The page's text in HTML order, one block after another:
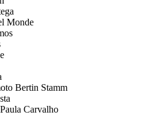
Monde
Bertin Stamm
Carvalho